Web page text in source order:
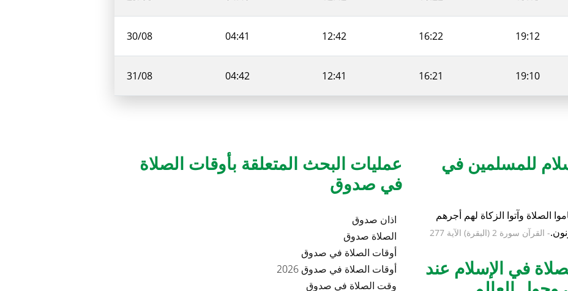
30/08 04:41 12:42 16:22 19:12
31/08 04:42 12:41 16:21 19:10